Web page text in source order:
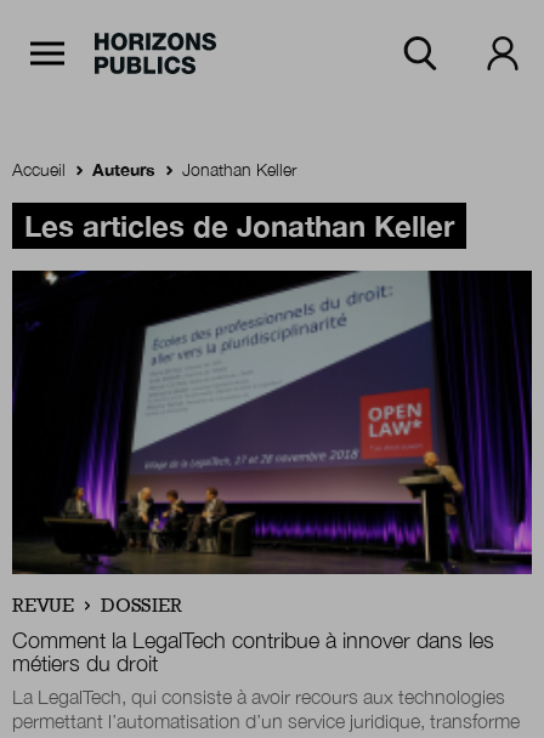
Accueil
Rubriques
Thèmes
Numéros
Boutique
Qui sommes-nous ?
Accueil Auteurs Jonathan Keller
Les articles de Jonathan Keller
REVUE DOSSIER
Comment la LegalTech contribue à innover dans les
métiers du droit
La LegalTech, qui consiste à avoir recours aux technologies
permettant l’automatisation d’un service juridique, transforme